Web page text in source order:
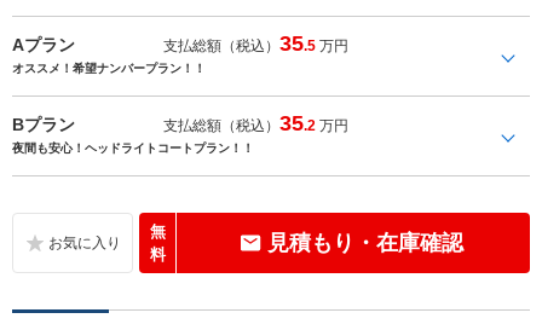
Aプラン 支払総額（税込）35.5 万円
オススメ！希望ナンバープラン！！
Bプラン 支払総額（税込）35.2 万円
夜間も安心！ヘッドライトコートプラン！！
無
料
見積もり・在庫確認